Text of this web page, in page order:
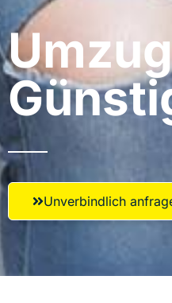
Unverbindlich